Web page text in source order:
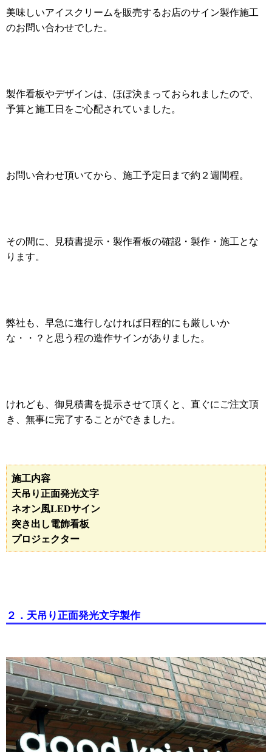
美味しいアイスクリームを販売するお店のサイン製作施工
のお問い合わせでした。
製作看板やデザインは、ほぼ決まっておられましたので、
予算と施工日をご心配されていました。
お問い合わせ頂いてから、施工予定日まで約２週間程。
その間に、見積書提示・製作看板の確認・製作・施工とな
ります。
弊社も、早急に進行しなければ日程的にも厳しいか
な・・？と思う程の造作サインがありました。
けれども、御見積書を提示させて頂くと、直ぐにご注文頂
き、無事に完了することができました。
施工内容
天吊り正面発光文字
ネオン風LEDサイン
突き出し電飾看板
プロジェクター
２．天吊り正面発光文字製作